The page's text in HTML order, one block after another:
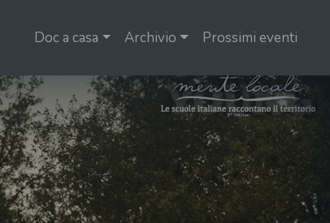
Doc a casa Archivio Prossimi eventi